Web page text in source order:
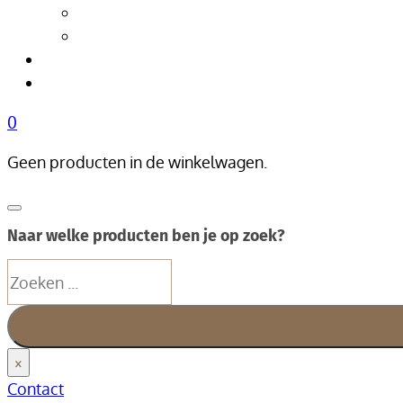
0
Geen producten in de winkelwagen.
Naar welke producten ben je op zoek?
×
Contact